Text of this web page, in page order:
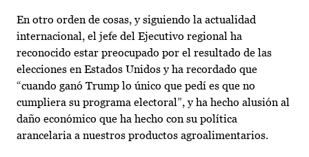
En otro orden de cosas, y siguiendo la actualidad
internacional, el jefe del Ejecutivo regional ha
reconocido estar preocupado por el resultado de las
elecciones en Estados Unidos y ha recordado que
“cuando ganó Trump lo único que pedí es que no
cumpliera su programa electoral”, y ha hecho alusión al
daño económico que ha hecho con su política
arancelaria a nuestros productos agroalimentarios.